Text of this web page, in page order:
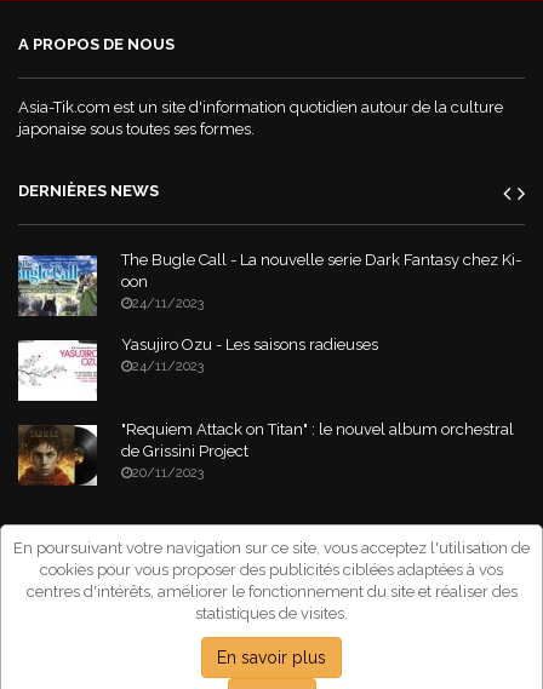
A PROPOS DE NOUS
Asia-Tik.com est un site d'information quotidien autour de la culture
japonaise sous toutes ses formes.
DERNIÈRES NEWS
The Bugle Call - La nouvelle serie Dark Fantasy chez Ki-
oon
24/11/2023
Yasujiro Ozu - Les saisons radieuses
24/11/2023
"Requiem Attack on Titan" : le nouvel album orchestral
de Grissini Project
20/11/2023
Copyright © 2026 Asia-Tik.com. All Rights Reserved.- Site déclaré à la
CNIL sous le numéro: 1267151
En poursuivant votre navigation sur ce site, vous acceptez l'utilisation de
cookies pour vous proposer des publicités ciblées adaptées à vos
centres d'intérêts, améliorer le fonctionnement du site et réaliser des
statistiques de visites.
En savoir plus